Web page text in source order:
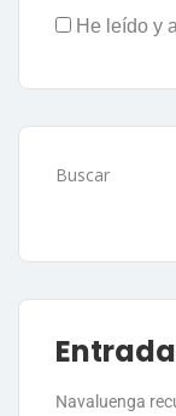
He leído y
Buscar
Navaluenga